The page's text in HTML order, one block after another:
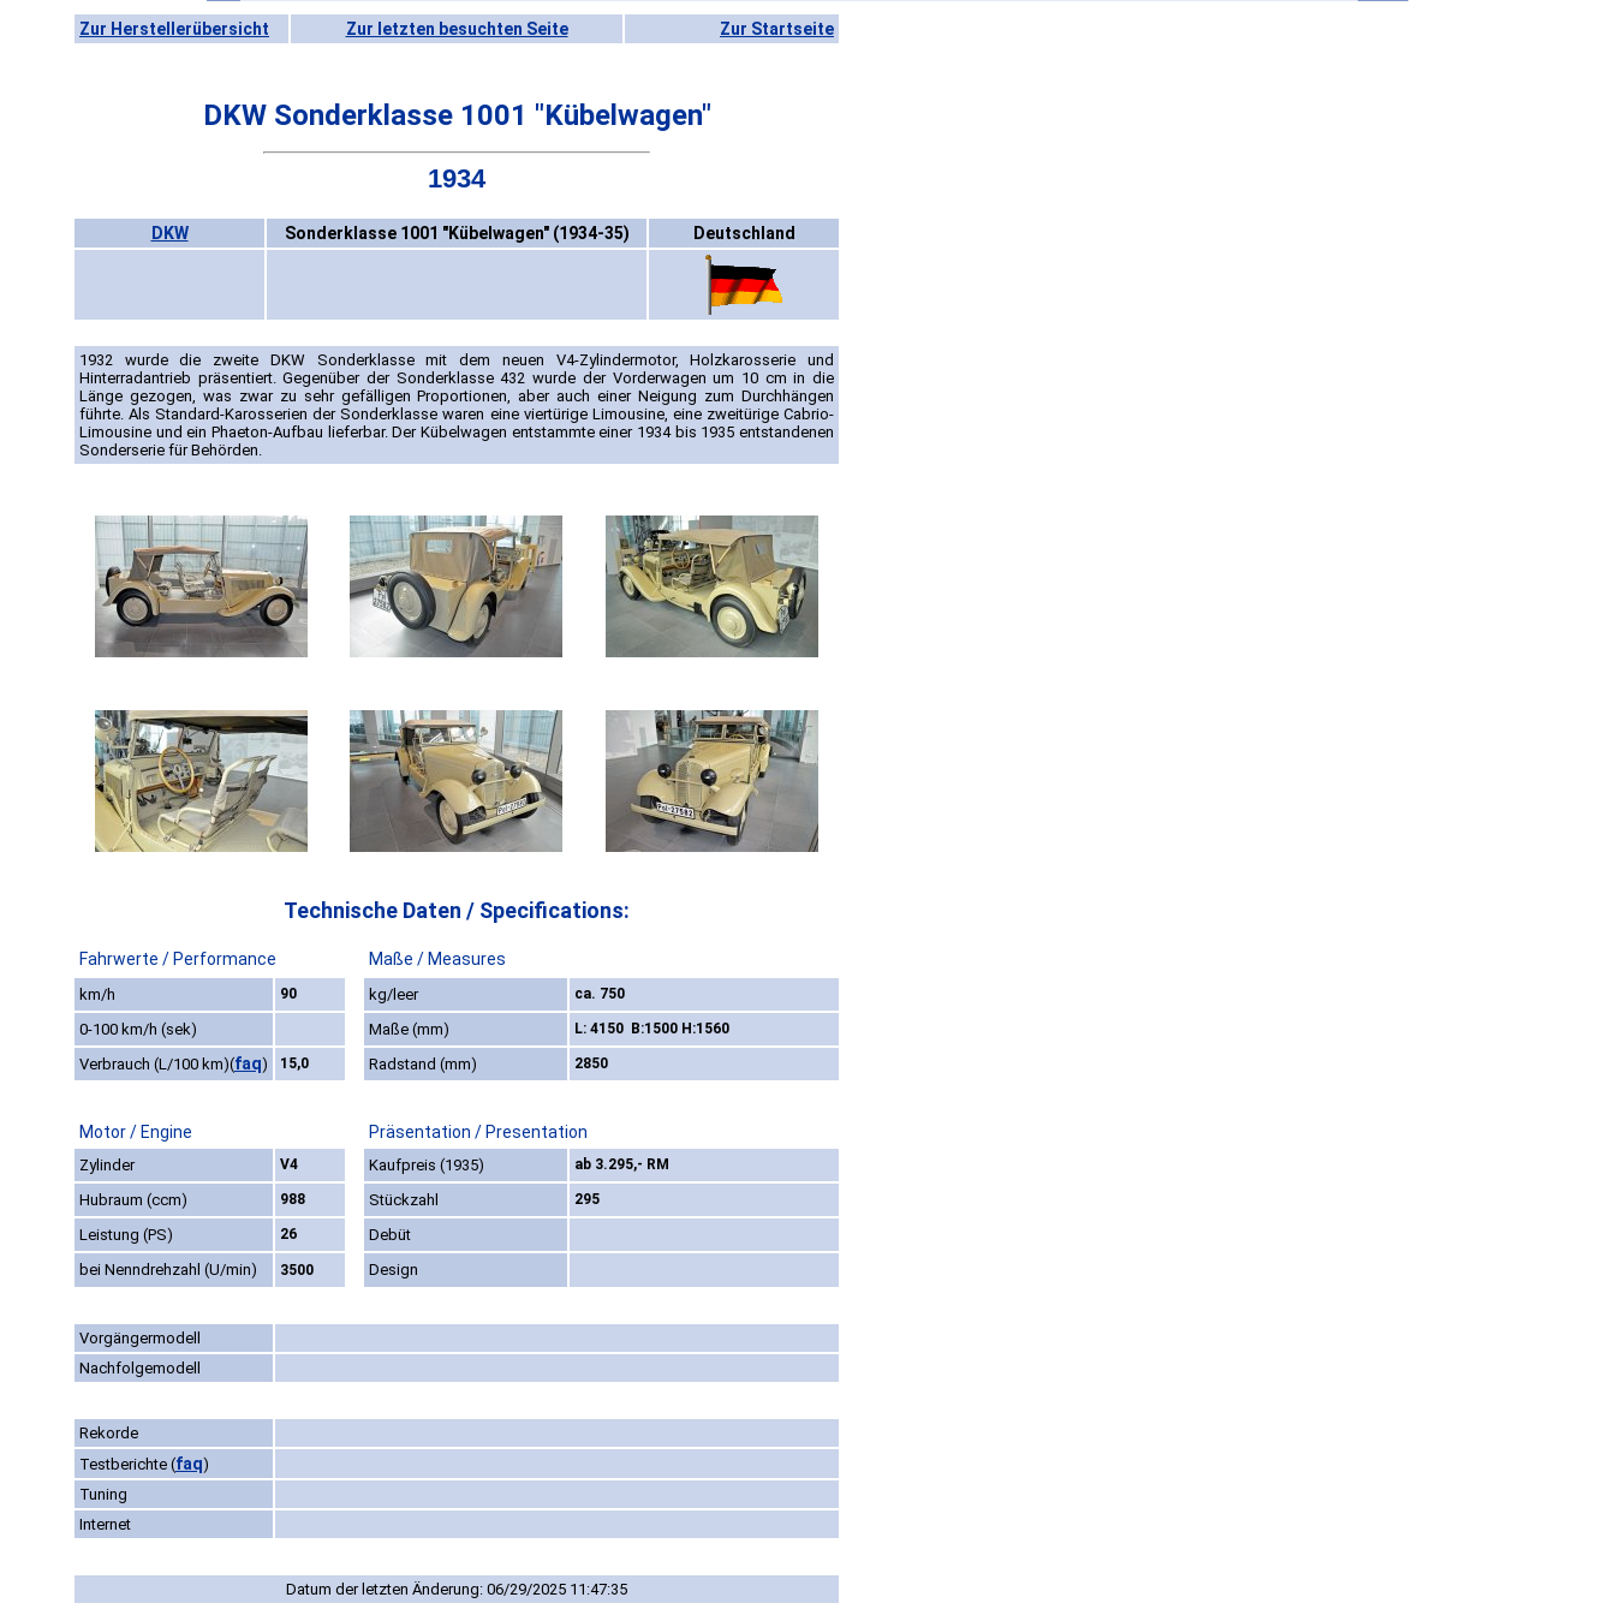
Zur Herstellerübersicht Zur letzten besuchten Seite Zur Startseite
DKW Sonderklasse 1001 "Kübelwagen"
1934
DKW Sonderklasse 1001 "Kübelwagen" (1934-35) Deutschland
1932 wurde die zweite DKW Sonderklasse mit dem neuen V4-Zylindermotor, Holzkarosserie und
Hinterradantrieb präsentiert. Gegenüber der Sonderklasse 432 wurde der Vorderwagen um 10 cm in die
Länge gezogen, was zwar zu sehr gefälligen Proportionen, aber auch einer Neigung zum Durchhängen
führte. Als Standard-Karosserien der Sonderklasse waren eine viertürige Limousine, eine zweitürige Cabrio-
Limousine und ein Phaeton-Aufbau lieferbar. Der Kübelwagen entstammte einer 1934 bis 1935 entstandenen
Sonderserie für Behörden.
Technische Daten / Specifications:
Fahrwerte / Performance Maße / Measures
km/h 90 kg/leer ca. 750
0-100 km/h (sek) Maße (mm) L: 4150 B:1500 H:1560
Verbrauch (L/100 km)(faq) 15,0 Radstand (mm) 2850
Motor / Engine Präsentation / Presentation
Zylinder V4 Kaufpreis (1935) ab 3.295,- RM
Hubraum (ccm) 988 Stückzahl 295
Leistung (PS) 26
Debüt
bei Nenndrehzahl (U/min)
3500 Design
Vorgängermodell
Nachfolgemodell
Rekorde
Testberichte (faq)
Tuning
Internet
Datum der letzten Änderung: 06/29/2025 11:47:35